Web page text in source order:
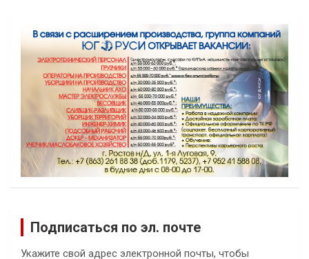
Подписаться по эл. почте
Укажите свой адрес электронной почты, чтобы